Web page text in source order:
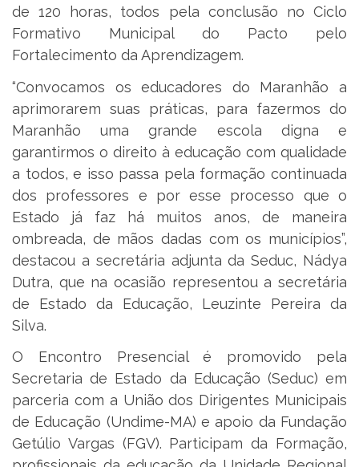
de 120 horas, todos pela conclusão no Ciclo
Formativo Municipal do Pacto pelo
Fortalecimento da Aprendizagem.
“Convocamos os educadores do Maranhão a
aprimorarem suas práticas, para fazermos do
Maranhão uma grande escola digna e
garantirmos o direito à educação com qualidade
a todos, e isso passa pela formação continuada
dos professores e por esse processo que o
Estado já faz há muitos anos, de maneira
ombreada, de mãos dadas com os municípios”,
destacou a secretária adjunta da Seduc, Nádya
Dutra, que na ocasião representou a secretária
de Estado da Educação, Leuzinte Pereira da
Silva.
O Encontro Presencial é promovido pela
Secretaria de Estado da Educação (Seduc) em
parceria com a União dos Dirigentes Municipais
de Educação (Undime-MA) e apoio da Fundação
Getúlio Vargas (FGV). Participam da Formação,